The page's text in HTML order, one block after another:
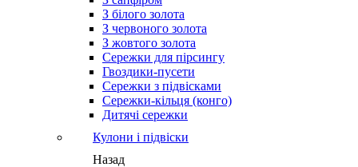
З білого золота
З червоного золота
З жовтого золота
Сережки для пірсингу
Гвоздики-пусети
Сережки з підвісками
Сережки-кільця (конго)
Дитячі сережки
Кулони і підвіски
Назад